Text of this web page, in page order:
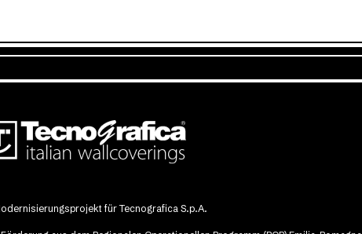
für Tecnografica S.p.A.